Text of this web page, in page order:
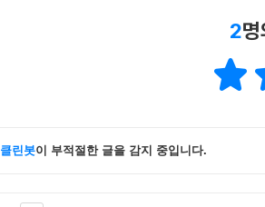
2
클린봇이 부적절한 글을 감지 중입니다.